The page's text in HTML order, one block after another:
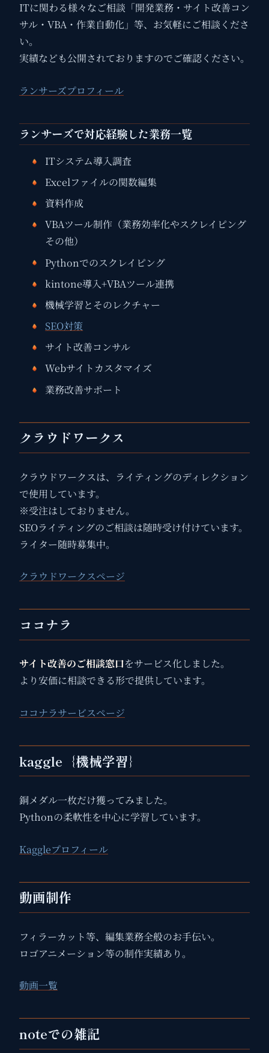
ITに関わる様々なご相談「開発業務・サイト改善コン
サル・VBA・作業自動化」等、お気軽にご相談くださ
い。
実績なども公開されておりますのでご確認ください。
ランサーズプロフィール
ランサーズで対応経験した業務一覧
ITシステム導入調査
Excelファイルの関数編集
資料作成
VBAツール制作（業務効率化やスクレイピング
その他）
Pythonでのスクレイピング
kintone導入+VBAツール連携
機械学習とそのレクチャー
SEO対策
サイト改善コンサル
Webサイトカスタマイズ
業務改善サポート
クラウドワークス
クラウドワークスは、ライティングのディレクション
で使用しています。
※受注はしておりません。
SEOライティングのご相談は随時受け付けています。
ライター随時募集中。
クラウドワークスページ
ココナラ
サイト改善のご相談窓口をサービス化しました。
より安価に相談できる形で提供しています。
ココナラサービスページ
kaggle｛機械学習｝
銅メダル一枚だけ獲ってみました。
Pythonの柔軟性を中心に学習しています。
Kaggleプロフィール
動画制作
フィラーカット等、編集業務全般のお手伝い。
ロゴアニメーション等の制作実績あり。
動画一覧
noteでの雑記